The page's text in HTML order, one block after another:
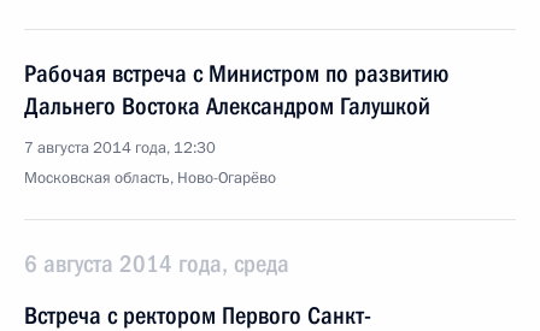
Рабочая встреча с Министром по развитию
Дальнего Востока Александром Галушкой
7 августа 2014 года, 12:30
Московская область, Ново-Огарёво
6 августа 2014 года, среда
Встреча с ректором Первого Санкт-